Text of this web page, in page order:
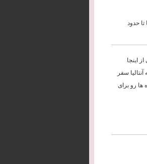
حدود
اینجا
سفر
ها رو برای